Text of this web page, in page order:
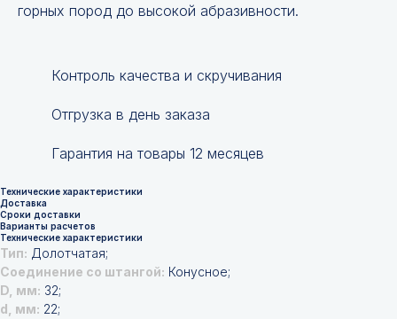
горных пород до высокой абразивности.
Контроль качества и скручивания
Отгрузка в день заказа
Гарантия на товары 12 месяцев
Технические характеристики
Доставка
Сроки доставки
Варианты расчетов
Технические характеристики
Тип: Долотчатая;
Соединение со штангой: Конусное;
D, мм: 32;
d, мм: 22;